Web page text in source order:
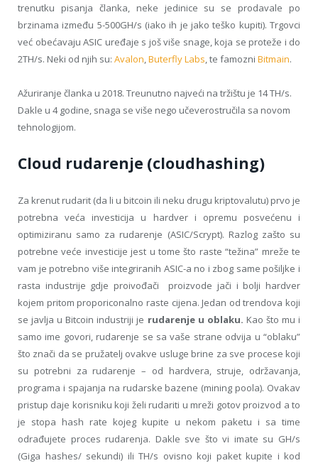
trenutku pisanja članka, neke jedinice su se prodavale po
brzinama između 5-500GH/s (iako ih je jako teško kupiti). Trgovci
već obećavaju ASIC uređaje s još više snage, koja se proteže i do
2TH/s. Neki od njih su: Avalon,Buterfly Labs, te famozni Bitmain.
Ažuriranje članka u 2018. Treunutno najveći na tržištu je 14 TH/s.
Dakle u 4 godine, snaga se više nego učeverostručila sa novom
tehnologijom.
Cloud rudarenje (cloudhashing)
Za krenut rudarit (da li u bitcoin ili neku drugu kriptovalutu) prvo je
potrebna veća investicija u hardver i opremu posvećenu i
optimiziranu samo za rudarenje (ASIC/Scrypt). Razlog zašto su
potrebne veće investicije jest u tome što raste “težina” mreže te
vam je potrebno više integriranih ASIC-a no i zbog same pošiljke i
rasta industrije gdje proivođači proizvode jači i bolji hardver
kojem pritom proporiconalno raste cijena. Jedan od trendova koji
se javlja u Bitcoin industriji je rudarenje u oblaku. Kao što mu i
samo ime govori, rudarenje se sa vaše strane odvija u “oblaku”
što znači da se pružatelj ovakve usluge brine za sve procese koji
su potrebni za rudarenje – od hardvera, struje, održavanja,
programa i spajanja na rudarske bazene (mining poola). Ovakav
pristup daje korisniku koji želi rudariti u mreži gotov proizvod a to
je stopa hash rate kojeg kupite u nekom paketu i sa time
odrađujete proces rudarenja. Dakle sve što vi imate su GH/s
(Giga hashes/ sekundi) ili TH/s ovisno koji paket kupite i kod